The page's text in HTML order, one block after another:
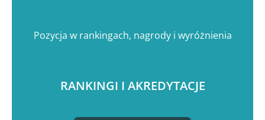
RANKINGI I AKREDYTACJE
Pozycja w rankingach, nagrody i wyróżnienia